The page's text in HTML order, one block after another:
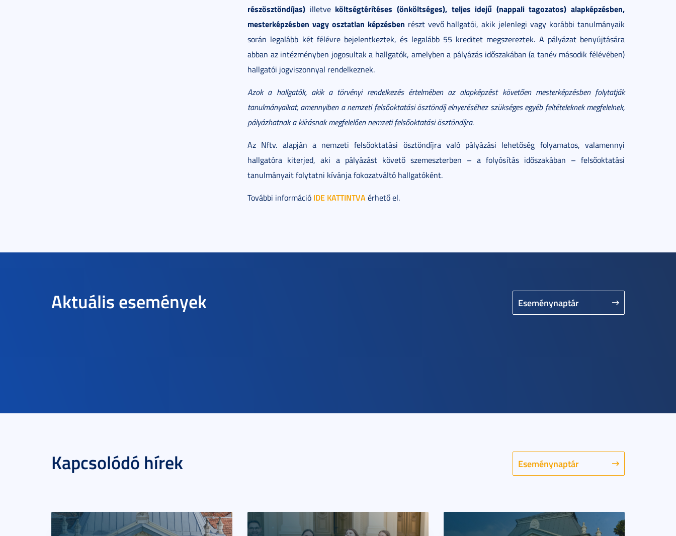
részösztöndíjas) illetve költségtérítéses (önköltséges), teljes idejű (nappali tagozatos) alapképzésben,
mesterképzésben vagy osztatlan képzésben részt vevő hallgatói, akik jelenlegi vagy korábbi tanulmányaik
során legalább két félévre bejelentkeztek, és legalább 55 kreditet megszereztek. A pályázat benyújtására
abban az intézményben jogosultak a hallgatók, amelyben a pályázás időszakában (a tanév második félévében)
hallgatói jogviszonnyal rendelkeznek.
Azok a hallgatók, akik a törvényi rendelkezés értelmében az alapképzést követően mesterképzésben folytatják
tanulmányaikat, amennyiben a nemzeti felsőoktatási ösztöndíj elnyeréséhez szükséges egyéb feltételeknek megfelelnek,
pályázhatnak a kiírásnak megfelelően nemzeti felsőoktatási ösztöndíjra.
Az Nftv. alapján a nemzeti felsőoktatási ösztöndíjra való pályázási lehetőség folyamatos, valamennyi
hallgatóra kiterjed, aki a pályázást követő szemeszterben – a folyósítás időszakában – felsőoktatási
tanulmányait folytatni kívánja fokozatváltó hallgatóként.
További információ IDE KATTINTVAérhető el.
Aktuális események Eseménynaptár
Kapcsolódó hírek Eseménynaptár